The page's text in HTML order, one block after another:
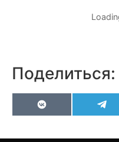
Поделиться:
VK